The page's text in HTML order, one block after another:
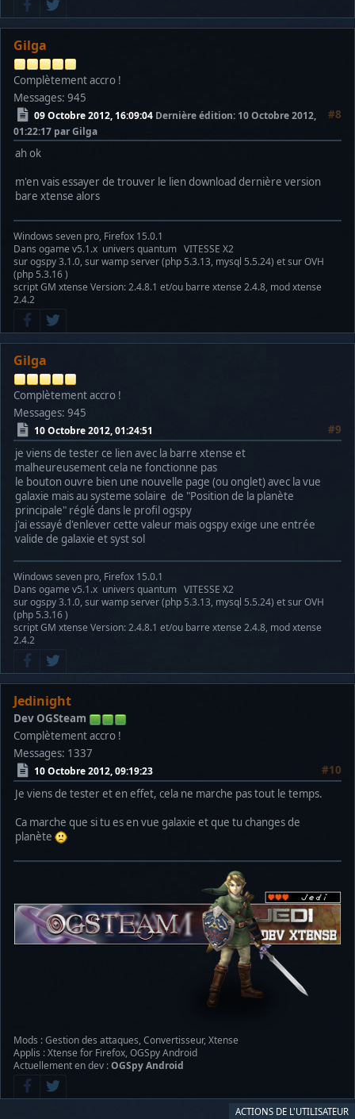
Gilga
Complètement accro !
Messages: 945
09 Octobre 2012, 16:09:04 #8
Dernière édition: 10 Octobre 2012,
01:22:17 par Gilga
ah ok
m'en vais essayer de trouver le lien download dernière version
bare xtense alors
Windows seven pro, Firefox 15.0.1
Dans ogame v5.1.x univers quantum VITESSE X2
sur ogspy 3.1.0, sur wamp server (php 5.3.13, mysql 5.5.24) et sur OVH
(php 5.3.16 )
script GM xtense Version: 2.4.8.1 et/ou barre xtense 2.4.8, mod xtense
2.4.2
Gilga
Complètement accro !
Messages: 945
10 Octobre 2012, 01:24:51
#9
je viens de tester ce lien avec la barre xtense et
malheureusement cela ne fonctionne pas
le bouton ouvre bien une nouvelle page (ou onglet) avec la vue
galaxie mais au systeme solaire de "Position de la planète
principale" réglé dans le profil ogspy
j'ai essayé d'enlever cette valeur mais ogspy exige une entrée
valide de galaxie et syst sol
Windows seven pro, Firefox 15.0.1
Dans ogame v5.1.x univers quantum VITESSE X2
sur ogspy 3.1.0, sur wamp server (php 5.3.13, mysql 5.5.24) et sur OVH
(php 5.3.16 )
script GM xtense Version: 2.4.8.1 et/ou barre xtense 2.4.8, mod xtense
2.4.2
Jedinight
Dev OGSteam
Complètement accro !
Messages: 1337
10 Octobre 2012, 09:19:23
#10
Je viens de tester et en effet, cela ne marche pas tout le temps.
Ca marche que si tu es en vue galaxie et que tu changes de
planète
Mods : Gestion des attaques, Convertisseur, Xtense
Applis : Xtense for Firefox, OGSpy Android
Actuellement en dev :OGSpy Android
ACTIONS DE L'UTILISATEUR